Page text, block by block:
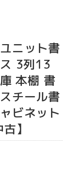
ニット書
3列13
本棚 書
チール書
ビネット
】